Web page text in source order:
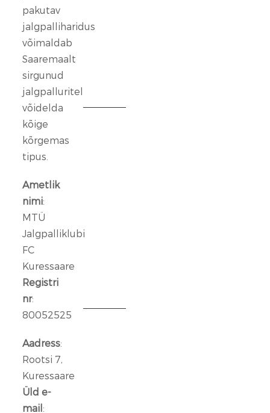
pakutav
jalgpalliharidus
võimaldab
Saaremaalt
sirgunud
jalgpalluritel
võidelda
kõige
kõrgemas
tipus.
Ametlik
nimi:
MTÜ
Jalgpalliklubi
FC
Kuressaare
Registri
nr:
80052525
Aadress:
Rootsi 7,
Kuressaare
Üld e-
mail: